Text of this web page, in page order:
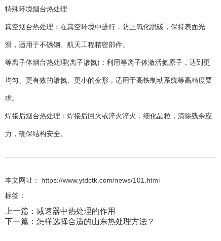
特殊环境烟台热处理
真空烟台热处理：在真空环境中进行，防止氧化脱碳，保持表面光
滑，适用于不锈钢、航天工程精密部件。
等离子体烟台热处理(离子渗氮)：利用等离子体激活氮原子，达到更
均匀、更有效的渗氮、更小的变形，适用于高铁制动系统等高精度要
求。
焊接后烟台热处理：焊接后回火或淬火淬火，细化晶粒，清除残余应
力，确保结构安全。
本文网址： https://www.ytdctk.com/news/101.html
标签：
上一篇： 减速器中热处理的作用
下一篇： 怎样选择合适的山东热处理方法？